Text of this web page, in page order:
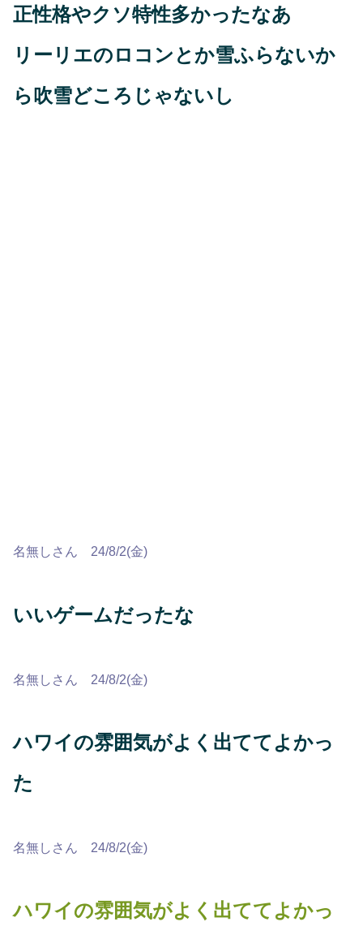
正性格やクソ特性多かったなあ
リーリエのロコンとか雪ふらないか
ら吹雪どころじゃないし
名無しさん 24/8/2(金)
いいゲームだったな
名無しさん 24/8/2(金)
ハワイの雰囲気がよく出ててよかっ
た
名無しさん 24/8/2(金)
ハワイの雰囲気がよく出ててよかっ